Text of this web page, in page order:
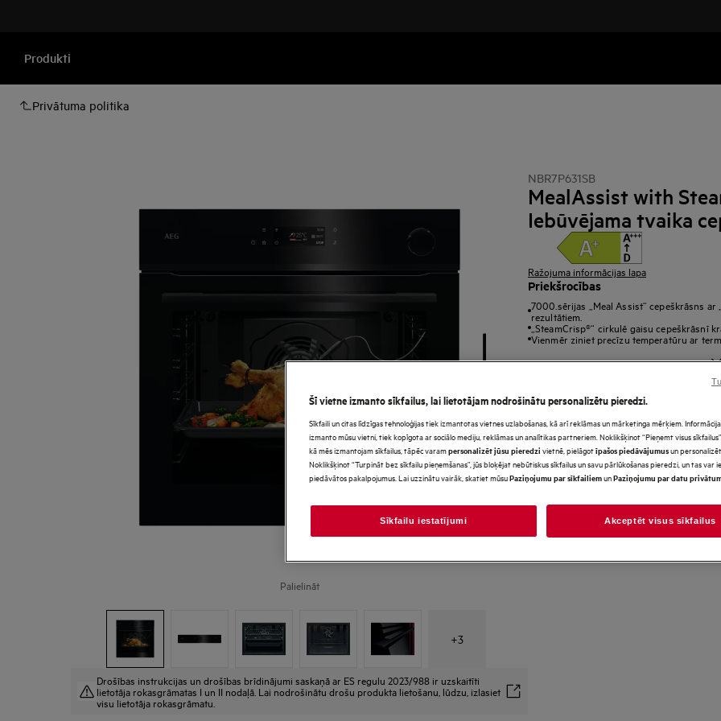
Produkti
Privātuma politika
Palielināt
+3
Drošības instrukcijas un drošības brīdinājumi saskaņā ar ES regulu 2023/988 ir uzskaitīti
lietotāja rokasgrāmatas I un II nodaļā. Lai nodrošinātu drošu produkta lietošanu, lūdzu, izlasiet
visu lietotāja rokasgrāmatu.
NBR7P631SB
MealAssist with
Iebūvējama tvaika
Ražojuma informācijas lapa
Priekšrocības
7000.sērijas „Meal Assist“ cepeškrāsns
rezultātiem.
„SteamCrisp®“ cirkulē gaisu cepeškrāsnī
Vienmēr ziniet precīzu temperatūru ar
*Produkta lapas galerijā
paredzēti tikai ilustratīviem
precīzi neatspoguļo šo
Šī vietne izmanto sīkfailus, lai lietotājam nodrošinātu personalizētu pieredzi.
Sīkfaili un citas līdzīgas tehnoloģijas tiek izmantotas vietnes uzlabošanas, kā arī reklāmas un mārketinga mērķiem.
izmanto mūsu vietni, tiek kopīgota ar sociālo mediju, reklāmas un analītikas partneriem. Noklikšķinot “Pieņemt visus
kā mēs izmantojam sīkfailus, tāpēc varampersonalizēt jūsu pieredzi vietnē, pielāgotīpašos piedāvājumusun
Noklikšķinot “Turpināt bez sīkfailu pieņemšanas”, jūs bloķējat nebūtiskus sīkfailus un savu pārlūkošanas pieredzi, un tas var
piedāvātos pakalpojumus. Lai uzzinātu vairāk, skatiet mūsuPaziņojumu par sīkfailiemunPaziņojumu par datu
Sīkfailu iestatījumi Akceptēt visus sīkfailus